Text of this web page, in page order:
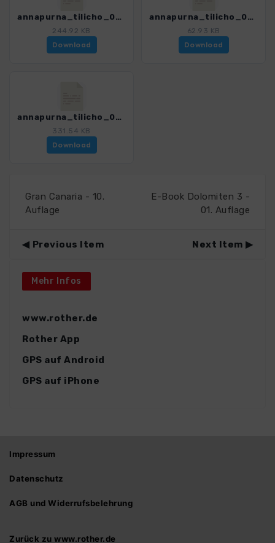
annapurna_tilicho_03_tbc_westufer_4394_4.gpx
244.92 KB
Download
annapurna_tilicho_04V_westufer_jomson_4394_4.gpx
62.93 KB
Download
annapurna_tilicho_04_westufer_jomson_4394_4.gpx
331.54 KB
Download
Gran Canaria - 10.
Auflage
E-Book Dolomiten 3 -
01. Auflage
Previous Item Next Item
Mehr Infos
www.rother.de
Rother App
GPS auf Android
GPS auf iPhone
Impressum
Datenschutz
AGB und Widerrufsbelehrung
Zurück zu www.rother.de